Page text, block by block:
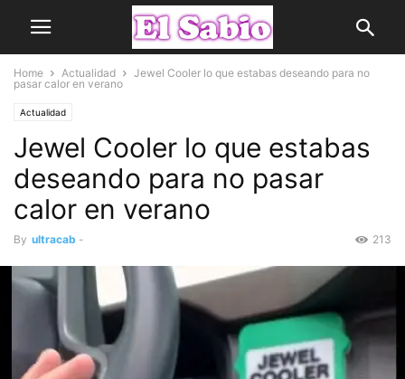
Home Actualidad
Jewel Cooler lo que estabas deseando para no
pasar calor en verano
Actualidad
Jewel Cooler lo que estabas
deseando para no pasar
calor en verano
By ultracab - 213